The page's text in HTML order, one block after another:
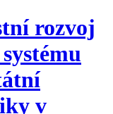
rozvoj
v